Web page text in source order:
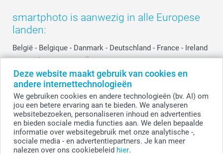
Deze website maakt gebruik van cookies en
andere internettechnologieën
We gebruiken cookies en andere technologieën (bv. AI) om
jou een betere ervaring aan te bieden. We analyseren
websitebezoeken, personaliseren inhoud en advertenties
en bieden sociale media functies aan. We delen bepaalde
informatie over websitegebruik met onze analytische -,
sociale media - en advertentiepartners. Je kan meer
nalezen over ons cookiebeleid hier.
Privacy
Cookiebeleid
Reviews
Prijslijst
Investor Relations
smartbonus
smartfriends
service@smartphoto.nl
Affiliate partnerprogramma
Partnerships
Influencer partnerprogramma
Moederdag
Vaderdag
Huwelijk
smartphoto is aanwezig in alle Europese
landen:
België - Belgique - Danmark - Deutschland - France - Ireland
- Nederland - Norge - Österreich - Schweiz - Suisse -
Switzerland - Suomi - Sverige - United Kingdom -
Other Countries
Alle prijzen zijn in EURO (€) inclusief BTW en exclusief verzendkosten.